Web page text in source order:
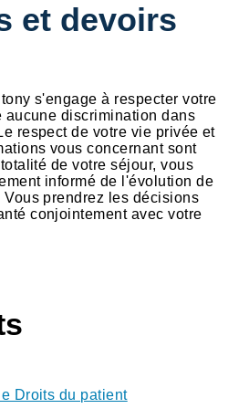
et devoirs
s'engage à respecter votre
aucune discrimination dans
respect de votre vie privée et
vous concernant sont
de votre séjour, vous
informé de l'évolution de
Vous prendrez les décisions
conjointement avec votre
Droits du patient